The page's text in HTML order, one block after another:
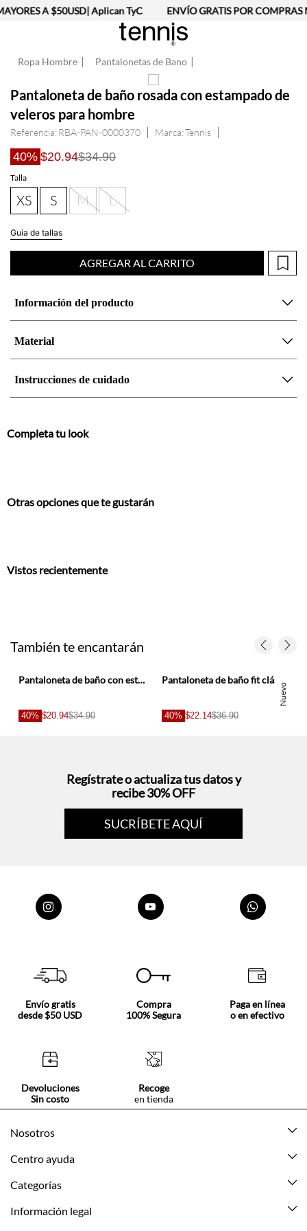
A $50USD| Aplican TyC ENVÍO GRATIS POR
Ropa Hombre Pantalonetas de Bano
Pantaloneta de baño rosada con estampado de
veleros para hombre
Referencia: RBA-PAN-0000370 Tennis
40% $20.94$34.90
Talla
XS S M L
Guia de tallas
AGREGAR AL CARRITO
Información del producto
Material
Instrucciones de cuidado
Completa tu look
Otras opciones que te gustarán
Vistos recientemente
También te encantarán
Pantaloneta de baño con estampado de conchas marinas para hombre
40% $20.94$34.90
Nuevo
Pantaloneta de baño fit clásico con estampado de raquetas en poliéster menta para hombre
40% $22.14$36.90
Regístrate o actualiza tus datos y
recibe 30% OFF
SUCRÍBETE AQUÍ
Envío gratis
desde $50 USD
Compra
100% Segura
Paga en línea
o en efectivo
Devoluciones
Sin costo
Recoge
en tienda
Nosotros
Acerca de Tennis
Centro ayuda
Mis pedidos
Categorías
Nuevo
Información legal